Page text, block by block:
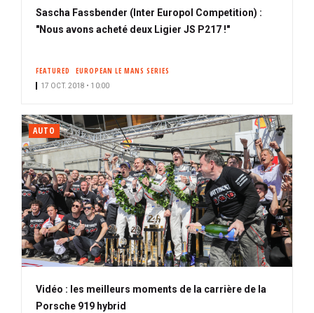
Sascha Fassbender (Inter Europol Competition) :
"Nous avons acheté deux Ligier JS P217 !"
FEATURED EUROPEAN LE MANS SERIES
17 OCT. 2018 • 10:00
AUTO
Vidéo : les meilleurs moments de la carrière de la
Porsche 919 hybrid